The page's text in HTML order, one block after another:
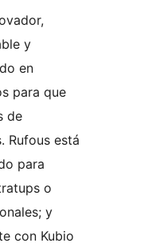
y
en
para que
de
Rufous está
para
o
y
con Kubio